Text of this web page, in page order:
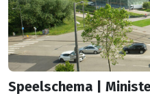
Speelschema |